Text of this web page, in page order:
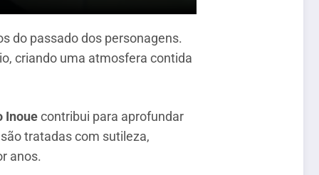
do passado dos personagens.
criando uma atmosfera contida
Inouecontribui para aprofundar
tratadas com sutileza,
anos.